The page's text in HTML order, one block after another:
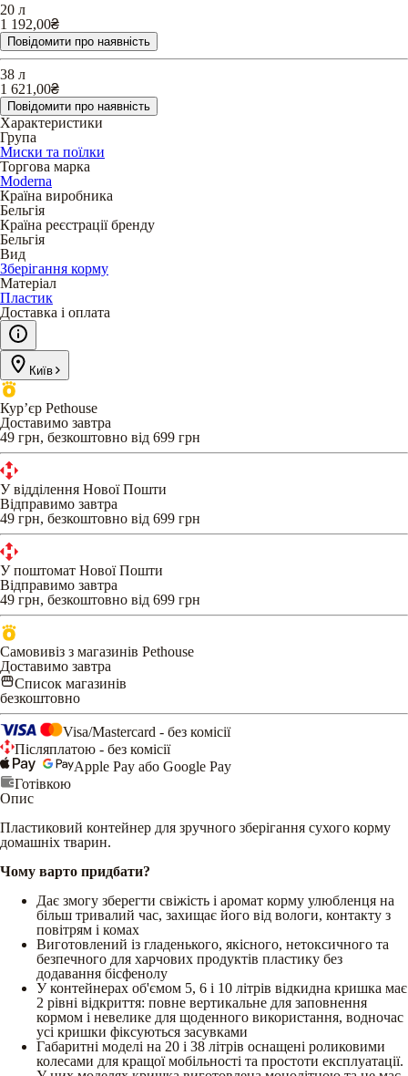
20 л
1 192,00₴
Повідомити про наявність
38 л
1 621,00₴
Повідомити про наявність
Характеристики
Група
Миски та поїлки
Торгова марка
Moderna
Країна виробника
Бельгія
Країна реєстрації бренду
Бельгія
Вид
Зберігання корму
Матеріал
Пластик
Доставка і оплата
Київ
Кур’єр Pethouse
Доставимо завтра
49 грн, безкоштовно від 699 грн
У відділення Нової Пошти
Відправимо завтра
49 грн, безкоштовно від 699 грн
У поштомат Нової Пошти
Відправимо завтра
49 грн, безкоштовно від 699 грн
Самовивіз з магазинів Pethouse
Доставимо завтра
Список магазинів
безкоштовно
Visa/Mastercard - без комісії
Післяплатою - без комісії
Apple Pay або Google Pay
Готівкою
Опис
Пластиковий контейнер для зручного зберігання сухого корму
домашніх тварин.
Чому варто придбати?
Дає змогу зберегти свіжість і аромат корму улюбленця на
більш тривалий час, захищає його від вологи, контакту з
повітрям і комах
Виготовлений із гладенького, якісного, нетоксичного та
безпечного для харчових продуктів пластику без
додавання бісфенолу
У контейнерах об'ємом 5, 6 і 10 літрів відкидна кришка має
2 рівні відкриття: повне вертикальне для заповнення
кормом і невелике для щоденного використання, водночас
усі кришки фіксуються засувками
Габаритні моделі на 20 і 38 літрів оснащені роликовими
колесами для кращої мобільності та простоти експлуатації.